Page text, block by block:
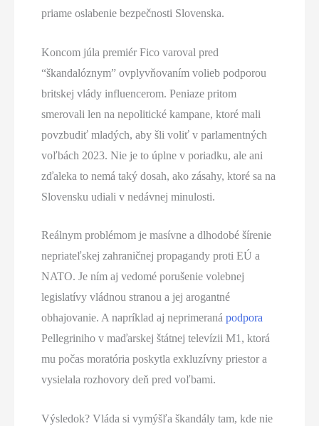
priame oslabenie bezpečnosti Slovenska.
Koncom júla premiér Fico varoval pred
“škandalóznym” ovplyvňovaním volieb podporou
britskej vlády influencerom. Peniaze pritom
smerovali len na nepolitické kampane, ktoré mali
povzbudiť mladých, aby šli voliť v parlamentných
voľbách 2023. Nie je to úplne v poriadku, ale ani
zďaleka to nemá taký dosah, ako zásahy, ktoré sa na
Slovensku udiali v nedávnej minulosti.
Reálnym problémom je masívne a dlhodobé šírenie
nepriateľskej zahraničnej propagandy proti EÚ a
NATO. Je ním aj vedomé porušenie volebnej
legislatívy vládnou stranou a jej arogantné
obhajovanie. A napríklad aj neprimeranápodpora
Pellegriniho v maďarskej štátnej televízii M1, ktorá
mu počas moratória poskytla exkluzívny priestor a
vysielala rozhovory deň pred voľbami.
Výsledok? Vláda si vymýšľa škandály tam, kde nie